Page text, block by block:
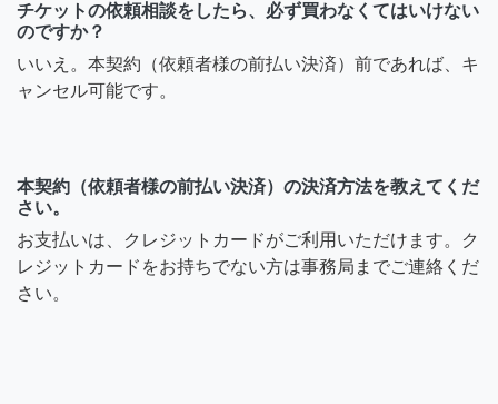
チケットの依頼相談をしたら、必ず買わなくてはいけない
のですか？
いいえ。本契約（依頼者様の前払い決済）前であれば、キ
ャンセル可能です。
本契約（依頼者様の前払い決済）の決済方法を教えてくだ
さい。
お支払いは、クレジットカードがご利用いただけます。ク
レジットカードをお持ちでない方は事務局までご連絡くだ
さい。